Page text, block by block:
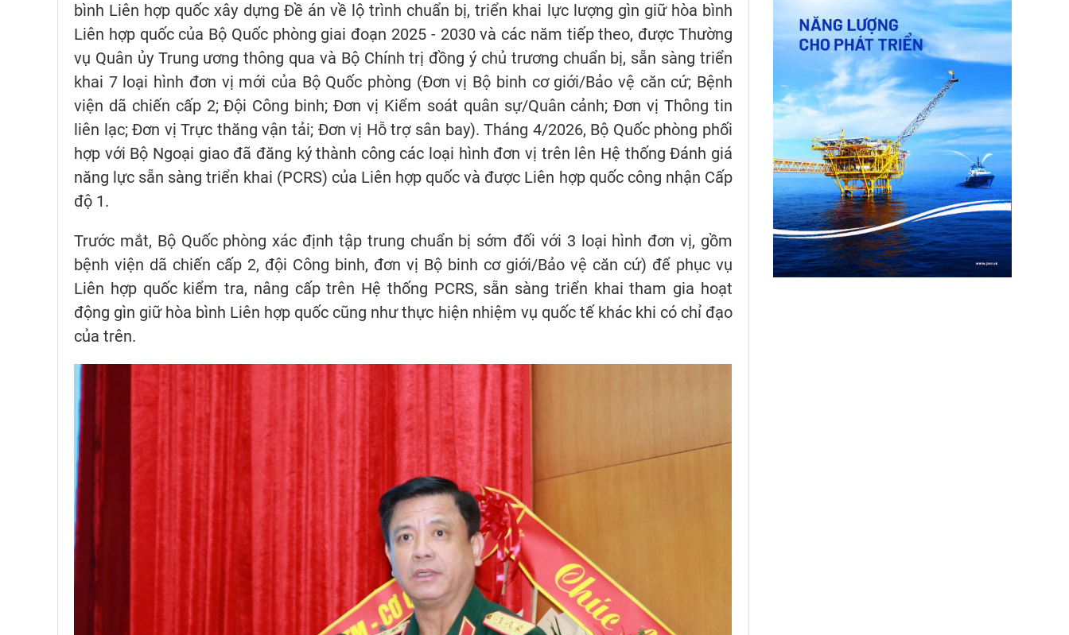
bình Liên hợp quốc xây dựng Đề án về lộ trình chuẩn bị, triển khai lực lượng gìn giữ hòa bình
Liên hợp quốc của Bộ Quốc phòng giai đoạn 2025 - 2030 và các năm tiếp theo, được Thường
vụ Quân ủy Trung ương thông qua và Bộ Chính trị đồng ý chủ trương chuẩn bị, sẵn sàng triển
khai 7 loại hình đơn vị mới của Bộ Quốc phòng (Đơn vị Bộ binh cơ giới/Bảo vệ căn cứ; Bệnh
viện dã chiến cấp 2; Đội Công binh; Đơn vị Kiểm soát quân sự/Quân cảnh; Đơn vị Thông tin
liên lạc; Đơn vị Trực thăng vận tải; Đơn vị Hỗ trợ sân bay). Tháng 4/2026, Bộ Quốc phòng phối
hợp với Bộ Ngoại giao đã đăng ký thành công các loại hình đơn vị trên lên Hệ thống Đánh giá
năng lực sẵn sàng triển khai (PCRS) của Liên hợp quốc và được Liên hợp quốc công nhận Cấp
độ 1.
Trước mắt, Bộ Quốc phòng xác định tập trung chuẩn bị sớm đối với 3 loại hình đơn vị, gồm
bệnh viện dã chiến cấp 2, đội Công binh, đơn vị Bộ binh cơ giới/Bảo vệ căn cứ) để phục vụ
Liên hợp quốc kiểm tra, nâng cấp trên Hệ thống PCRS, sẵn sàng triển khai tham gia hoạt
động gìn giữ hòa bình Liên hợp quốc cũng như thực hiện nhiệm vụ quốc tế khác khi có chỉ đạo
của trên.